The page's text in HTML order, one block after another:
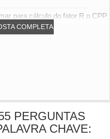
COMPLETA
para cálculo do fator R o CPP
do fun...
PERGUNTAS
CHAVE: